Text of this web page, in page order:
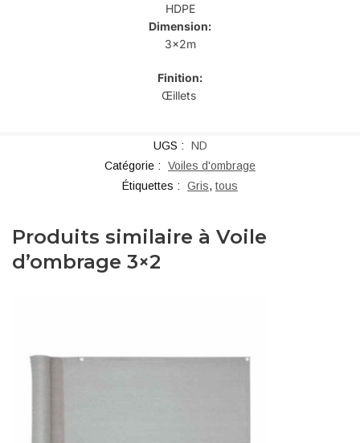
HDPE
Dimension:
3x2m
Finition:
Œillets
UGS :
ND
Catégorie :
Voiles d'ombrage
Étiquettes :
Gris, tous
Produits similaire à Voile
d’ombrage 3×2